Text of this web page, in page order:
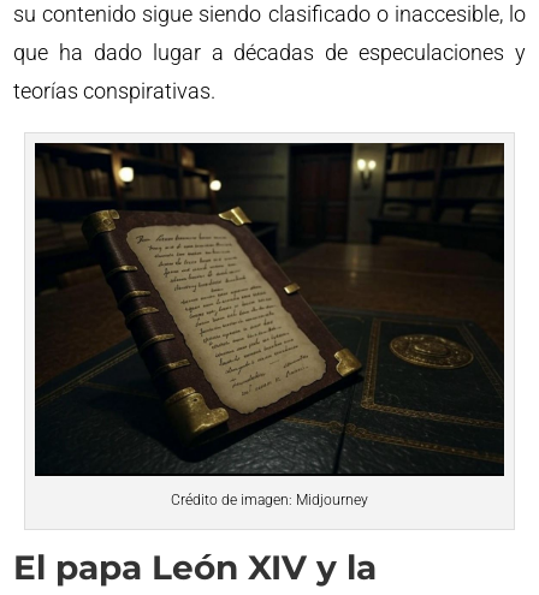
su contenido sigue siendo clasificado o inaccesible, lo
que ha dado lugar a décadas de especulaciones y
teorías conspirativas.
Crédito de imagen: Midjourney
El papa León XIV y la